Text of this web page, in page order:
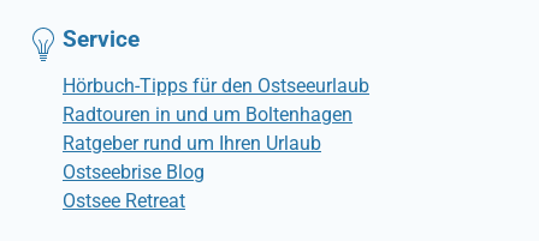
Service
Hörbuch-Tipps für den Ostseeurlaub
Radtouren in und um Boltenhagen
Ratgeber rund um Ihren Urlaub
Ostseebrise Blog
Ostsee Retreat